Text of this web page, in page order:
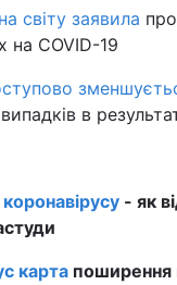
світу заявила
на COVID-19
в
- як
карта поширення